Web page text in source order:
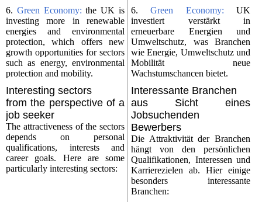
6. Green Economy: the UK is
investing more in renewable
energies and environmental
protection, which offers new
growth opportunities for sectors
such as energy, environmental
protection and mobility.
6.Green Economy: UK
investiert verstärkt in
erneuerbare Energien und
Umweltschutz, was Branchen
wie Energie, Umweltschutz und
Mobilität neue
Wachstumschancen bietet.
Interesting sectors
from the perspective of a
job seeker
The attractiveness of the sectors
depends on personal
qualifications, interests and
career goals. Here are some
particularly interesting sectors:
Interessante Branchen
aus Sicht eines
Jobsuchenden
Bewerbers
Die Attraktivität der Branchen
hängt von den persönlichen
Qualifikationen, Interessen und
Karrierezielen ab. Hier einige
besonders interessante
Branchen: